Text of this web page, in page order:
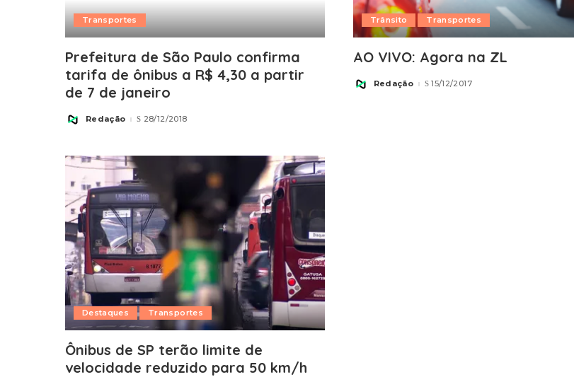
Transportes
Prefeitura de São Paulo confirma
tarifa de ônibus a R$ 4,30 a partir
de 7 de janeiro
PostedRedação 28/12/2018
Trânsito Transportes
AO VIVO: Agora na ZL
PostedRedação 15/12/2017
Destaques Transportes
Ônibus de SP terão limite de
velocidade reduzido para 50 km/h